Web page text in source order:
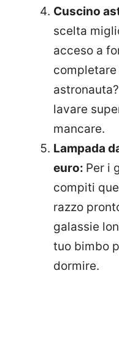
Cuscino
scelta
acceso a
lavare
mancare.
Lampada
euro: Per i
compiti
razzo
galassie
tuo bimbo
dormire.